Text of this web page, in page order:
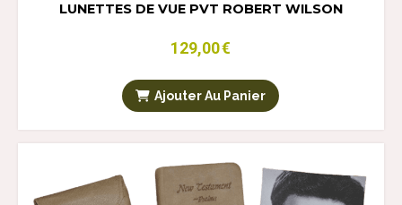
LUNETTES DE VUE PVT ROBERT WILSON
129,00€
Ajouter Au Panier